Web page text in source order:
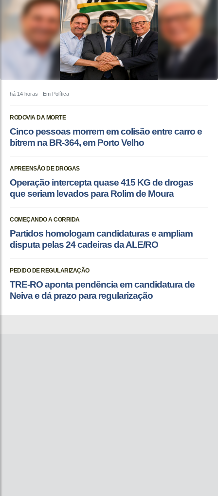
há 14 horas - Em Política
RODOVIA DA MORTE
Cinco pessoas morrem em colisão entre carro e
bitrem na BR-364, em Porto Velho
APREENSÃO DE DROGAS
Operação intercepta quase 415 KG de drogas
que seriam levados para Rolim de Moura
COMEÇANDO A CORRIDA
Partidos homologam candidaturas e ampliam
disputa pelas 24 cadeiras da ALE/RO
PEDIDO DE REGULARIZAÇÃO
TRE-RO aponta pendência em candidatura de
Neiva e dá prazo para regularização